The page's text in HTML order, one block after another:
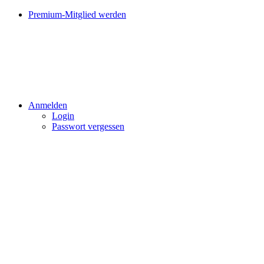
Premium-Mitglied werden
Anmelden
Login
Passwort vergessen